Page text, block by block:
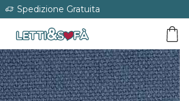
Spedizione Gratuita